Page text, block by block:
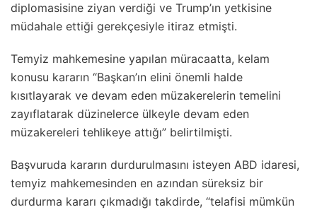
diplomasisine ziyan verdiği ve Trump’ın yetkisine
müdahale ettiği gerekçesiyle itiraz etmişti.
Temyiz mahkemesine yapılan müracaatta, kelam
konusu kararın “Başkan’ın elini önemli halde
kısıtlayarak ve devam eden müzakerelerin temelini
zayıflatarak düzinelerce ülkeyle devam eden
müzakereleri tehlikeye attığı” belirtilmişti.
Başvuruda kararın durdurulmasını isteyen ABD idaresi,
temyiz mahkemesinden en azından süreksiz bir
durdurma kararı çıkmadığı takdirde, “telafisi mümkün